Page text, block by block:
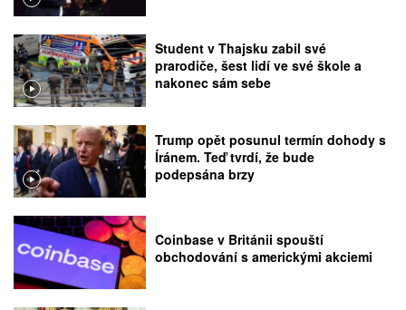
Student v Thajsku zabil své
prarodiče, šest lidí ve své škole a
nakonec sám sebe
Trump opět posunul termín dohody s
Íránem. Teď tvrdí, že bude
podepsána brzy
Coinbase v Británii spouští
obchodování s americkými akciemi